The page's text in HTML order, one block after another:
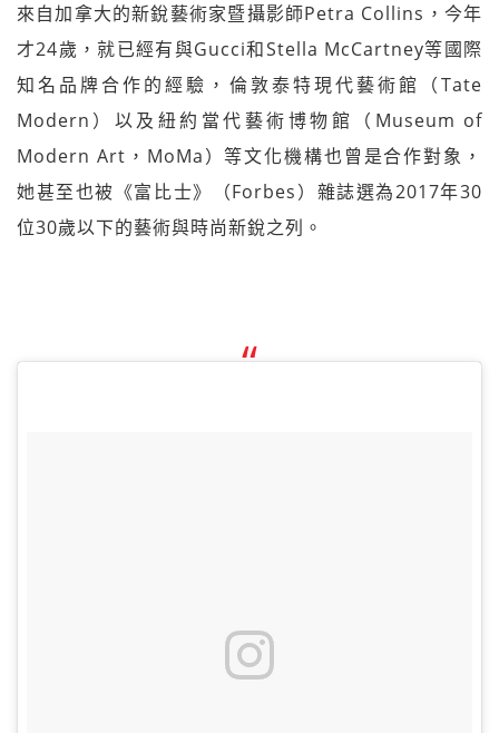
來自加拿大的新銳藝術家暨攝影師Petra Collins，今年
才24歲，就已經有與Gucci和Stella McCartney等國際
知名品牌合作的經驗，倫敦泰特現代藝術館（Tate
Modern）以及紐約當代藝術博物館（Museum of
Modern Art，MoMa）等文化機構也曾是合作對象，
她甚至也被《富比士》（Forbes）雜誌選為2017年30
位30歲以下的藝術與時尚新銳之列。